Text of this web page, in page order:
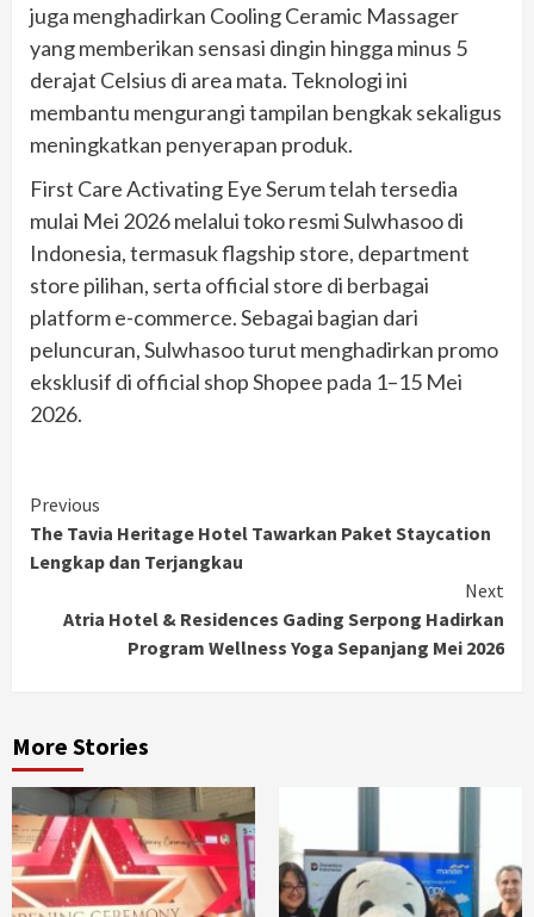
juga menghadirkan Cooling Ceramic Massager
yang memberikan sensasi dingin hingga minus 5
derajat Celsius di area mata. Teknologi ini
membantu mengurangi tampilan bengkak sekaligus
meningkatkan penyerapan produk.
First Care Activating Eye Serum telah tersedia
mulai Mei 2026 melalui toko resmi Sulwhasoo di
Indonesia, termasuk flagship store, department
store pilihan, serta official store di berbagai
platform e-commerce. Sebagai bagian dari
peluncuran, Sulwhasoo turut menghadirkan promo
eksklusif di official shop Shopee pada 1–15 Mei
2026.
Continue
Reading
Previous
The Tavia Heritage Hotel Tawarkan Paket Staycation
Lengkap dan Terjangkau
Next
Atria Hotel & Residences Gading Serpong Hadirkan
Program Wellness Yoga Sepanjang Mei 2026
More Stories